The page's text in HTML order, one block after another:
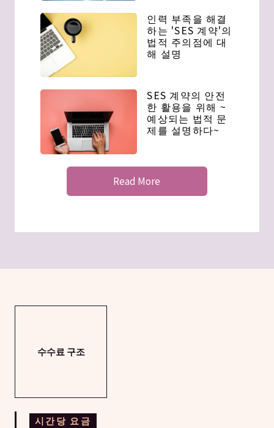
인력 부족을 해결
하는 'SES 계약'의
법적 주의점에 대
해 설명
SES 계약의 안전
한 활용을 위해 ~
예상되는 법적 문
제를 설명하다~
Read More
수수료 구조
시간당 요금